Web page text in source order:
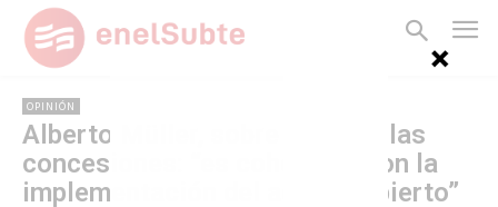
OPINIÓN
Alberto Müller, sobre el fin de las
concesiones: “es coherente con la
implementación del acceso abierto”